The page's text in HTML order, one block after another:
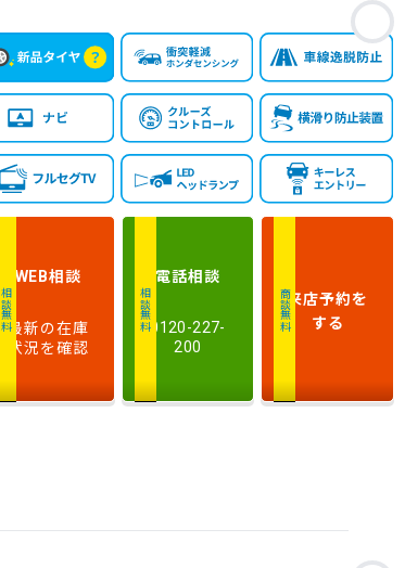
お
相談無料
WEB相談
最新の在庫
状況を確認
相談無料
電話相談
0120-227-
200
商談無料来店予約を
する